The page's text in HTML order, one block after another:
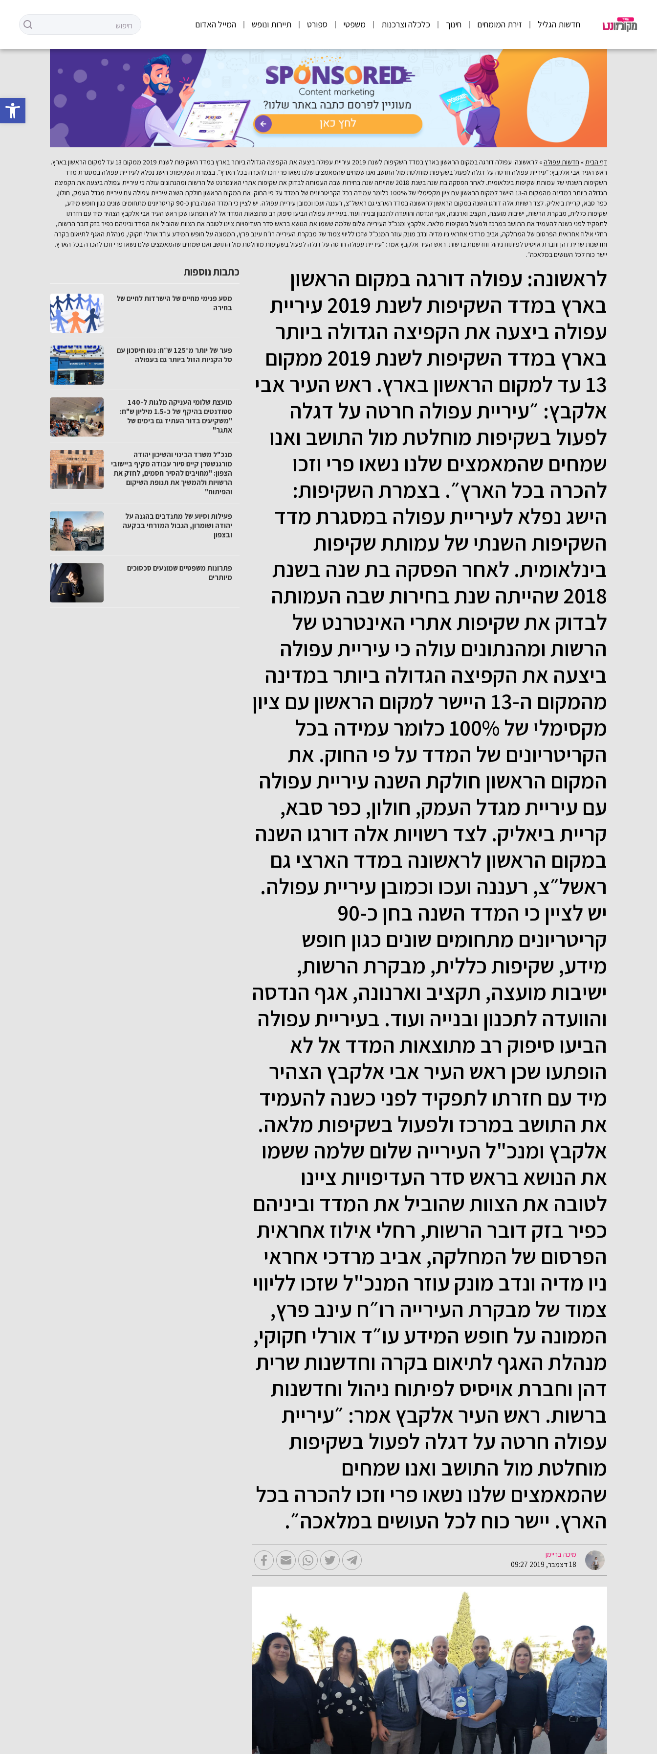
פתח
חדשות הגליל זירת המומחים חינוך כלכלה וצרכנות משפטי ספורט תיירות ונופש המייל האדום
דף הבית » חדשות עפולה»
לראשונה: עפולה דורגה במקום הראשון בארץ במדד השקיפות לשנת 2019 עיריית עפולה ביצעה את הקפיצה הגדולה ביותר בארץ במדד השקיפות לשנת 2019 ממקום 13 עד למקום הראשון בארץ.
ראש העיר אבי אלקבץ: ״עיריית עפולה חרטה על דגלה לפעול בשקיפות מוחלטת מול התושב ואנו שמחים שהמאמצים שלנו נשאו פרי וזכו להכרה בכל הארץ״. בצמרת השקיפות: הישג נפלא לעיריית עפולה במסגרת מדד
השקיפות השנתי של עמותת שקיפות בינלאומית. לאחר הפסקה בת שנה בשנת 2018 שהייתה שנת בחירות שבה העמותה לבדוק את שקיפות אתרי האינטרנט של הרשות ומהנתונים עולה כי עיריית עפולה ביצעה את הקפיצה
הגדולה ביותר במדינה מהמקום ה-13 היישר למקום הראשון עם ציון מקסימלי של 100% כלומר עמידה בכל הקריטריונים של המדד על פי החוק. את המקום הראשון חולקת השנה עיריית עפולה עם עיריית מגדל העמק, חולון,
כפר סבא, קריית ביאליק. לצד רשויות אלה דורגו השנה במקום הראשון לראשונה במדד הארצי גם ראשל״צ, רעננה ועכו וכמובן עיריית עפולה. יש לציין כי המדד השנה בחן כ-90 קריטריונים מתחומים שונים כגון חופש מידע,
שקיפות כללית, מבקרת הרשות, ישיבות מועצה, תקציב וארנונה, אגף הנדסה והוועדה לתכנון ובנייה ועוד. בעיריית עפולה הביעו סיפוק רב מתוצאות המדד אל לא הופתעו שכן ראש העיר אבי אלקבץ הצהיר מיד עם חזרתו
לתפקיד לפני כשנה להעמיד את התושב במרכז ולפעול בשקיפות מלאה. אלקבץ ומנכ"ל העירייה שלום שלמה ששמו את הנושא בראש סדר העדיפויות ציינו לטובה את הצוות שהוביל את המדד וביניהם כפיר בזק דובר הרשות,
רחלי אילוז אחראית הפרסום של המחלקה, אביב מרדכי אחראי ניו מדיה ונדב מונק עוזר המנכ"ל שזכו לליווי צמוד של מבקרת העירייה רו״ח עינב פרץ, הממונה על חופש המידע עו״ד אורלי חקוקי, מנהלת האגף לתיאום בקרה
וחדשנות שרית דהן וחברת אויסיס לפיתוח ניהול וחדשנות ברשות. ראש העיר אלקבץ אמר: ״עיריית עפולה חרטה על דגלה לפעול בשקיפות מוחלטת מול התושב ואנו שמחים שהמאמצים שלנו נשאו פרי וזכו להכרה בכל הארץ.
יישר כוח לכל העושים במלאכה״.
לראשונה: עפולה דורגה במקום הראשון
בארץ במדד השקיפות לשנת 2019 עיריית
עפולה ביצעה את הקפיצה הגדולה ביותר
בארץ במדד השקיפות לשנת 2019 ממקום
13 עד למקום הראשון בארץ. ראש העיר אבי
אלקבץ: ״עיריית עפולה חרטה על דגלה
לפעול בשקיפות מוחלטת מול התושב ואנו
שמחים שהמאמצים שלנו נשאו פרי וזכו
להכרה בכל הארץ״. בצמרת השקיפות:
הישג נפלא לעיריית עפולה במסגרת מדד
השקיפות השנתי של עמותת שקיפות
בינלאומית. לאחר הפסקה בת שנה בשנת
2018 שהייתה שנת בחירות שבה העמותה
לבדוק את שקיפות אתרי האינטרנט של
הרשות ומהנתונים עולה כי עיריית עפולה
ביצעה את הקפיצה הגדולה ביותר במדינה
מהמקום ה-13 היישר למקום הראשון עם ציון
מקסימלי של 100% כלומר עמידה בכל
הקריטריונים של המדד על פי החוק. את
המקום הראשון חולקת השנה עיריית עפולה
עם עיריית מגדל העמק, חולון, כפר סבא,
קריית ביאליק. לצד רשויות אלה דורגו השנה
במקום הראשון לראשונה במדד הארצי גם
ראשל״צ, רעננה ועכו וכמובן עיריית עפולה.
יש לציין כי המדד השנה בחן כ-90
קריטריונים מתחומים שונים כגון חופש
מידע, שקיפות כללית, מבקרת הרשות,
ישיבות מועצה, תקציב וארנונה, אגף הנדסה
והוועדה לתכנון ובנייה ועוד. בעיריית עפולה
הביעו סיפוק רב מתוצאות המדד אל לא
הופתעו שכן ראש העיר אבי אלקבץ הצהיר
מיד עם חזרתו לתפקיד לפני כשנה להעמיד
את התושב במרכז ולפעול בשקיפות מלאה.
אלקבץ ומנכ"ל העירייה שלום שלמה ששמו
את הנושא בראש סדר העדיפויות ציינו
לטובה את הצוות שהוביל את המדד וביניהם
כפיר בזק דובר הרשות, רחלי אילוז אחראית
הפרסום של המחלקה, אביב מרדכי אחראי
ניו מדיה ונדב מונק עוזר המנכ"ל שזכו לליווי
צמוד של מבקרת העירייה רו״ח עינב פרץ,
הממונה על חופש המידע עו״ד אורלי חקוקי,
מנהלת האגף לתיאום בקרה וחדשנות שרית
דהן וחברת אויסיס לפיתוח ניהול וחדשנות
ברשות. ראש העיר אלקבץ אמר: ״עיריית
עפולה חרטה על דגלה לפעול בשקיפות
מוחלטת מול התושב ואנו שמחים
שהמאמצים שלנו נשאו פרי וזכו להכרה בכל
הארץ. יישר כוח לכל העושים במלאכה״.
מיכה בריימן
18 דצמבר, 2019 09:27
כתבות נוספות
מסע פנימי מחיים של הישרדות לחיים של
בחירה
פער של יותר מ־125 ש״ח: נטו חיסכון עם
סל הקניות הזול ביותר גם בעפולה
מועצת שלומי העניקה מלגות ל-140
סטודנטים בהיקף של כ-1.5 מיליון ש"ח:
"משקיעים בדור העתיד גם בימים של
אתגר"
מנכ"ל משרד הבינוי והשיכון יהודה
מורגנשטרן קיים סיור עבודה מקיף ביישובי
הצפון: "מחויבים להסיר חסמים, לחזק את
הרשויות ולהמשיך את תנופת השיקום
והפיתוח"
פעילות וסיוע של מתנדבים בהגנה על
יהודה ושומרון, הגבול המזרחי בבקעה
ובצפון
פתרונות משפטיים שמונעים סכסוכים
מיותרים